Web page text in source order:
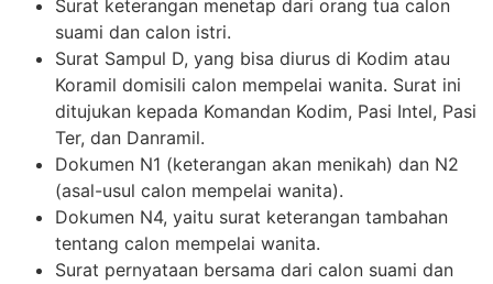
Surat keterangan menetap dari orang tua calon
suami dan calon istri.
Surat Sampul D, yang bisa diurus di Kodim atau
Koramil domisili calon mempelai wanita. Surat ini
ditujukan kepada Komandan Kodim, Pasi Intel, Pasi
Ter, dan Danramil.
Dokumen N1 (keterangan akan menikah) dan N2
(asal-usul calon mempelai wanita).
Dokumen N4, yaitu surat keterangan tambahan
tentang calon mempelai wanita.
Surat pernyataan bersama dari calon suami dan